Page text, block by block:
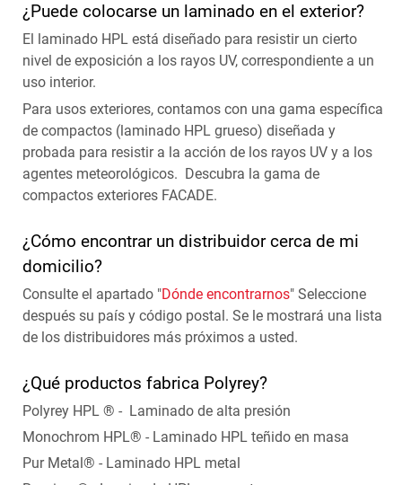
¿Puede colocarse un laminado en el exterior?
El laminado HPL está diseñado para resistir un cierto
nivel de exposición a los rayos UV, correspondiente a un
uso interior.
Para usos exteriores, contamos con una gama específica
de compactos (laminado HPL grueso) diseñada y
probada para resistir a la acción de los rayos UV y a los
agentes meteorológicos. Descubra la gama de
compactos exteriores FACADE.
¿Cómo encontrar un distribuidor cerca de mi
domicilio?
Consulte el apartado "Dónde encontrarnos" Seleccione
después su país y código postal. Se le mostrará una lista
de los distribuidores más próximos a usted.
¿Qué productos fabrica Polyrey?
Polyrey HPL ® - Laminado de alta presión
Monochrom HPL® - Laminado HPL teñido en masa
Pur Metal® - Laminado HPL metal